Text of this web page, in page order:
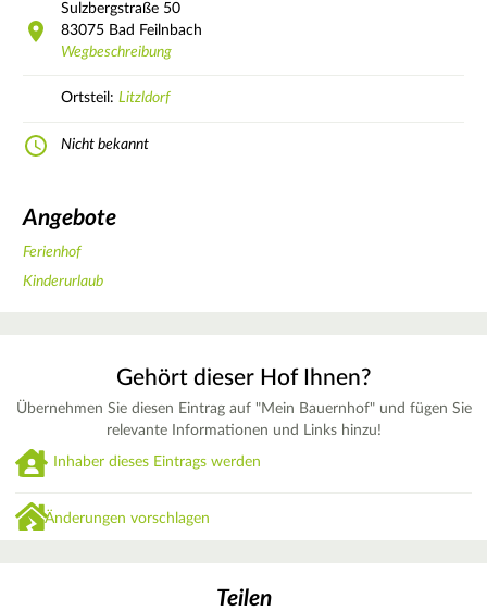
Sulzbergstraße 50
83075 Bad Feilnbach
Wegbeschreibung
Ortsteil: Litzldorf
Nicht bekannt
Angebote
Ferienhof
Kinderurlaub
Gehört dieser Hof Ihnen?
Übernehmen Sie diesen Eintrag auf "Mein Bauernhof" und fügen Sie
relevante Informationen und Links hinzu!
Inhaber dieses Eintrags werden
Änderungen vorschlagen
Teilen